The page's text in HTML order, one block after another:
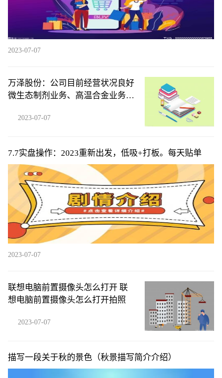
2023-07-07
万泽股份：公司目前经营状况良好
微生态制剂业务、高温合金业务均
2023-07-07
7.7实盘操作：2023重新出发，低吸+打板。每天贴单
2023-07-07
联想电脑前置摄像头怎么打开 联
想电脑前置摄像头怎么打开拍照
2023-07-07
描写一段关于秋的景色（秋景描写简介介绍）